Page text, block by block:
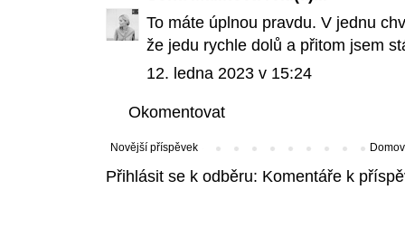
To máte úplnou pravdu. V jednu
že jedu rychle dolů a přitom jsem
12. ledna 2023 v 15:24
Okomentovat
Novější příspěvek
Přihlásit se k odběru: Komentáře k